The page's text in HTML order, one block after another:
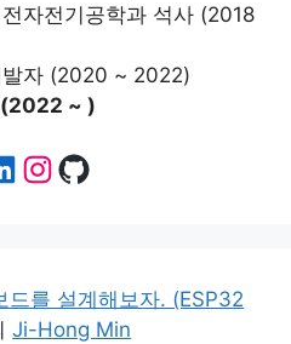
자전기공학과 석사 (2018
발자 (2020 ~ 2022)
~ )
Instagram
GitHub
드를 설계해보자. (ESP32
Ji-Hong Min